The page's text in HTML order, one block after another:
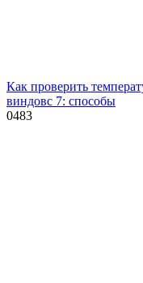
Как проверить
виндовс 7: способы
0483